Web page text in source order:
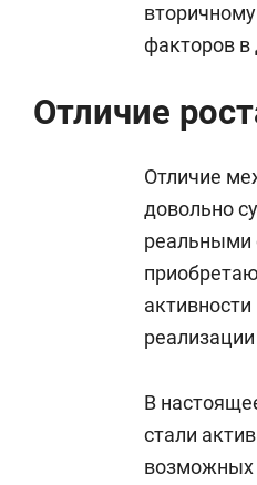
факторов
Отличие
Отличие
довольно
реальными
В
стали
возможных